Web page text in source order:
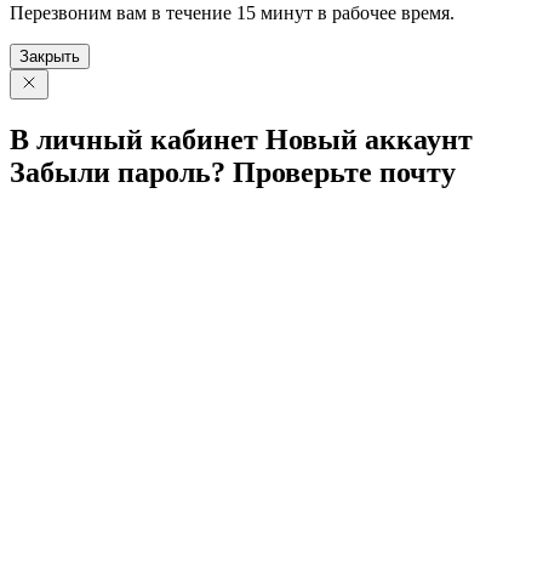
Перезвоним вам в течение 15 минут в рабочее время.
Закрыть
В личный кабинет Новый аккаунт
Забыли пароль? Проверьте почту